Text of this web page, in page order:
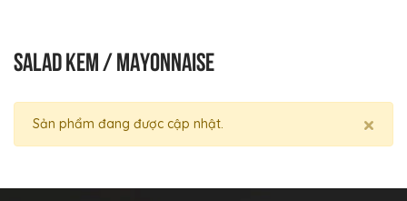
SALAD KEM / MAYONNAISE
×
Sản phẩm đang được cập nhật.